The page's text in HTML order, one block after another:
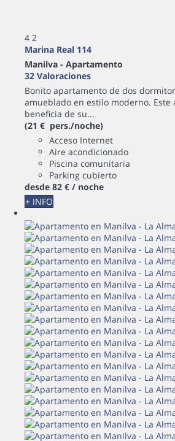
4 2
Marina Real 114
Manilva - Apartamento
32 Valoraciones
Bonito apartamento de dos
amueblado en estilo moderno. Este
beneficia de su...
(21 € pers./noche)
Acceso Internet
Aire acondicionado
Piscina comunitaria
Parking cubierto
desde 82 € / noche
+ INFO